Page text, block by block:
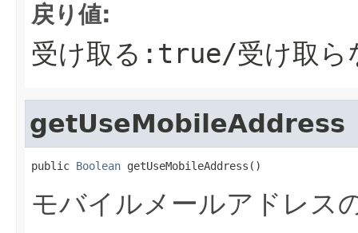
戻り値:
受け取る:true/受け取
getUseMobileAddress
public Boolean getUseMobileAddress()
モバイルメールアドレス